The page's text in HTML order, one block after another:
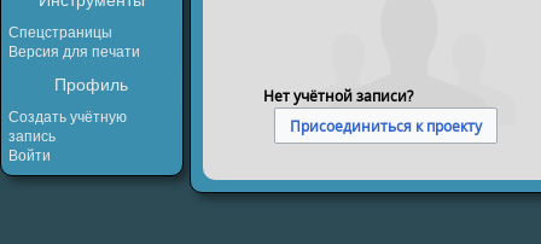
Спецстраницы
Версия для печати
Профиль
Создать учётную
запись
Войти
Нет учётной записи?
Присоединиться к проекту